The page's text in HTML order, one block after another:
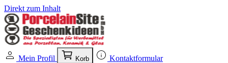
Direkt zum Inhalt
Mein Profil Korb Kontaktformular